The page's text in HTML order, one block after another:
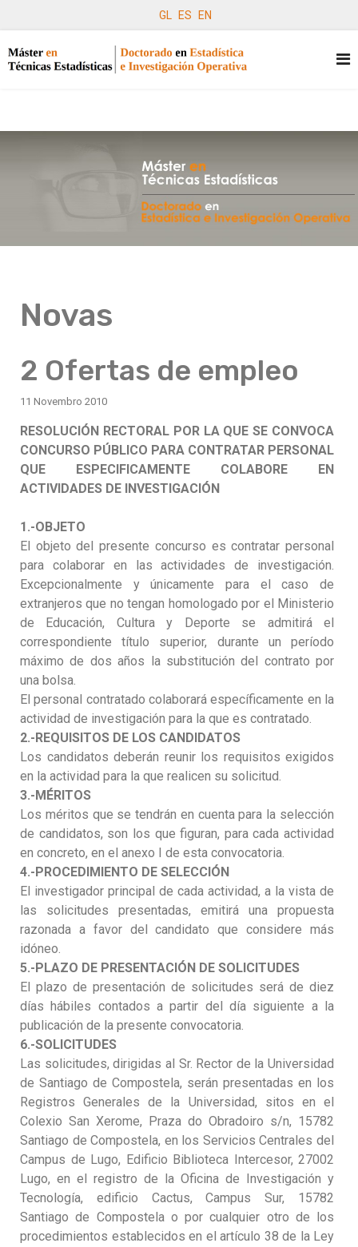
GL ES EN
Novas
2 Ofertas de empleo
11 Novembro 2010
RESOLUCIÓN RECTORAL POR LA QUE SE CONVOCA
CONCURSO PÚBLICO PARA CONTRATAR PERSONAL
QUE ESPECIFICAMENTE COLABORE EN
ACTIVIDADES DE INVESTIGACIÓN
1.-OBJETO
El objeto del presente concurso es contratar personal
para colaborar en las actividades de investigación.
Excepcionalmente y únicamente para el caso de
extranjeros que no tengan homologado por el Ministerio
de Educación, Cultura y Deporte se admitirá el
correspondiente título superior, durante un período
máximo de dos años la substitución del contrato por
una bolsa.
El personal contratado colaborará específicamente en la
actividad de investigación para la que es contratado.
2.-REQUISITOS DE LOS CANDIDATOS
Los candidatos deberán reunir los requisitos exigidos
en la actividad para la que realicen su solicitud.
3.-MÉRITOS
Los méritos que se tendrán en cuenta para la selección
de candidatos, son los que figuran, para cada actividad
en concreto, en el anexo I de esta convocatoria.
4.-PROCEDIMIENTO DE SELECCIÓN
El investigador principal de cada actividad, a la vista de
las solicitudes presentadas, emitirá una propuesta
razonada a favor del candidato que considere más
idóneo.
5.-PLAZO DE PRESENTACIÓN DE SOLICITUDES
El plazo de presentación de solicitudes será de diez
días hábiles contados a partir del día siguiente a la
publicación de la presente convocatoria.
6.-SOLICITUDES
Las solicitudes, dirigidas al Sr. Rector de la Universidad
de Santiago de Compostela, serán presentadas en los
Registros Generales de la Universidad, sitos en el
Colexio San Xerome, Praza do Obradoiro s/n, 15782
Santiago de Compostela, en los Servicios Centrales del
Campus de Lugo, Edificio Biblioteca Intercesor, 27002
Lugo, en el registro de la Oficina de Investigación y
Tecnología, edificio Cactus, Campus Sur, 15782
Santiago de Compostela o por cualquier otro de los
procedimientos establecidos en el artículo 38 de la Ley